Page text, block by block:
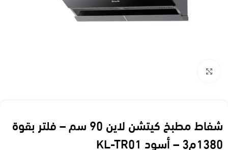
شفاط مطبخ كيتشن لاين 90 سم – فلتر بقوة
1380م3 – أسود KL-TR01